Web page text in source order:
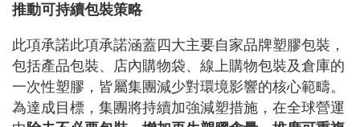
推動可持續包裝策略
此項承諾此項承諾涵蓋四大主要自家品牌塑膠包裝，
包括產品包裝、店內購物袋、線上購物包裝及倉庫的
一次性塑膠，皆屬集團減少對環境影響的核心範疇。
為達成目標，集團將持續加強減塑措施，在全球營運